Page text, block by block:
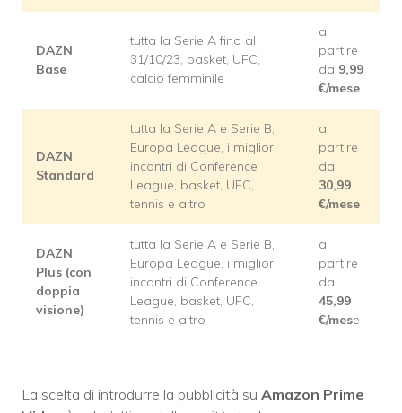
DAZN
Base
tutta la Serie A fino al
31/10/23, basket, UFC,
calcio femminile
a
partire
da 9,99
€/mese
DAZN
Standard
tutta la Serie A e Serie B,
Europa League, i migliori
incontri di Conference
League, basket, UFC,
tennis e altro
a
partire
da
30,99
€/mese
DAZN
Plus (con
doppia
visione)
tutta la Serie A e Serie B,
Europa League, i migliori
incontri di Conference
League, basket, UFC,
tennis e altro
a
partire
da
45,99
€/mese
La scelta di introdurre la pubblicità su Amazon Prime